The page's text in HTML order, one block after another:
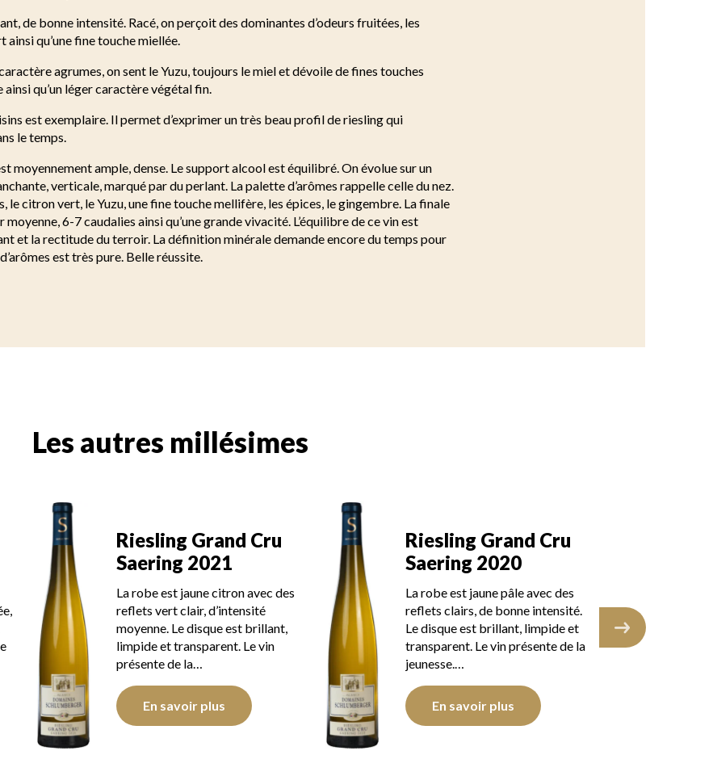
de bonne intensité. Racé, on perçoit des dominantes d’odeurs fruitées, les
qu’une fine touche miellée.
agrumes, on sent le Yuzu, toujours le miel et dévoile de fines touches
qu’un léger caractère végétal fin.
est exemplaire. Il permet d’exprimer un très beau profil de riesling qui
le temps.
moyennement ample, dense. Le support alcool est équilibré. On évolue sur un
verticale, marqué par du perlant. La palette d’arômes rappelle celle du nez.
le citron vert, le Yuzu, une fine touche mellifère, les épices, le gingembre. La finale
moyenne, 6-7 caudalies ainsi qu’une grande vivacité. L’équilibre de ce vin est
et la rectitude du terroir. La définition minérale demande encore du temps pour
est très pure. Belle réussite.
Les autres millésimes
Riesling Grand Cru
Saering 2021
La robe est jaune citron avec des
reflets vert clair, d’intensité
moyenne. Le disque est brillant,
limpide et transparent. Le vin
présente de la…
En savoir plus
Riesling Grand Cru
Saering 2020
La robe est jaune pâle avec des
reflets clairs, de bonne intensité.
Le disque est brillant, limpide et
transparent. Le vin présente de la
jeunesse.…
En savoir plus
reflets clairs, de
Le disque est